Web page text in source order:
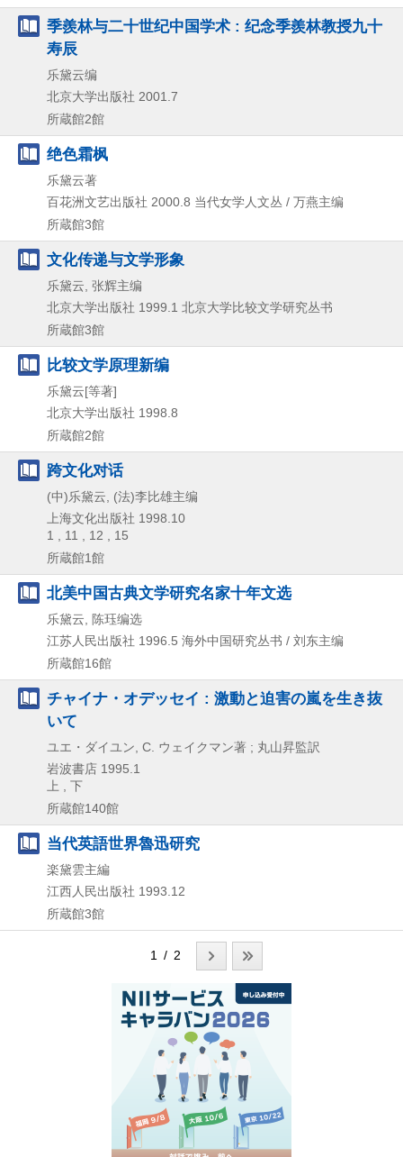
季羨林与二十世纪中国学术 : 纪念季羨林教授九十
寿辰
乐黛云编
北京大学出版社 2001.7
所蔵館2館
绝色霜枫
乐黛云著
百花洲文艺出版社 2000.8 当代女学人文丛 / 万燕主编
所蔵館3館
文化传递与文学形象
乐黛云, 张辉主编
北京大学出版社 1999.1 北京大学比较文学研究丛书
所蔵館3館
比较文学原理新编
乐黛云[等著]
北京大学出版社 1998.8
所蔵館2館
跨文化对话
(中)乐黛云, (法)李比雄主编
上海文化出版社 1998.10
1 , 11 , 12 , 15
所蔵館1館
北美中国古典文学研究名家十年文选
乐黛云, 陈珏编选
江苏人民出版社 1996.5 海外中国研究丛书 / 刘东主编
所蔵館16館
チャイナ・オデッセイ : 激動と迫害の嵐を生き抜
いて
ユエ・ダイユン, C. ウェイクマン著 ; 丸山昇監訳
岩波書店 1995.1
上 , 下
所蔵館140館
当代英語世界魯迅研究
楽黛雲主編
江西人民出版社 1993.12
所蔵館3館
1 / 2